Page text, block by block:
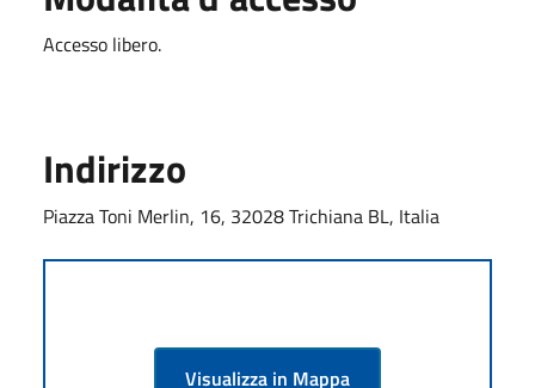
Accesso libero.
Indirizzo
Piazza Toni Merlin, 16, 32028 Trichiana BL, Italia
Visualizza in Mappa